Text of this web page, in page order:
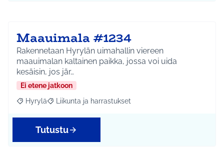
Maauimala #1234
Rakennetaan Hyrylän uimahallin viereen
maauimalan kaltainen paikka, jossa voi uida
kesäisin, jos jär…
Ei etene jatkoon
Rajaa tulokset aihepiirin mukaan: Hyrylä
Hyrylä Rajaa tulokset teeman mukaan: Liikunta ja
Liikunta ja harrastukset
Tutustu